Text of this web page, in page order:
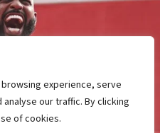
experience, serve
our traffic. By clicking
of cookies.